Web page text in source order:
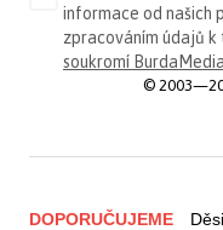
informace od našich
zpracováním údajů
soukromí
©
DOPORUČUJEME